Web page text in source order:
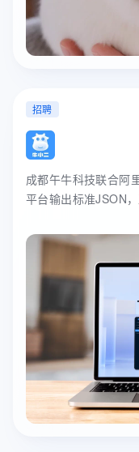
招聘
成都午牛科技联合阿
平台输出标准JSON